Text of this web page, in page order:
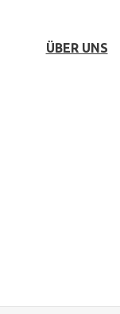
ÜBER UNS